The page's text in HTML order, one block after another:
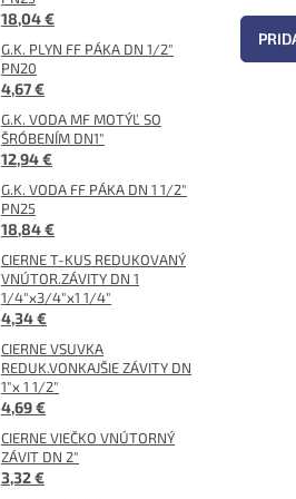
18,04 €
G.K. PLYN FF PÁKA DN 1/2"
PN20
4,67 €
G.K. VODA MF MOTÝĽ SO
ŠRÓBENÍM DN1"
12,94 €
G.K. VODA FF PÁKA DN 1 1/2"
PN25
18,84 €
CIERNE T-KUS REDUKOVANÝ
VNÚTOR.ZÁVITY DN 1
1/4"x3/4"x1 1/4"
4,34 €
CIERNE VSUVKA
REDUK.VONKAJŠIE ZÁVITY DN
1"x 1 1/2"
4,69 €
CIERNE VIEČKO VNÚTORNÝ
ZÁVIT DN 2"
3,32 €